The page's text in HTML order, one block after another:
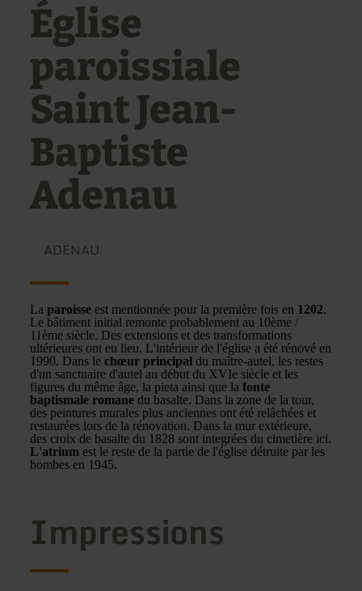
Église
paroissiale
Saint Jean-
Baptiste
Adenau
ADENAU
Laparoisse est mentionnée pour la première fois en 1202.
Le bâtiment initial remonte probablement au 10ème /
11ème siècle. Des extensions et des transformations
ultérieures ont eu lieu. L'intérieur de l'église a été rénové en
1990. Dans lechœur principaldu maître-autel, les restes
d'un sanctuaire d'autel au début du XVIe siècle et les
figures du même âge, la pieta ainsi que lafonte
baptismale romanedu basalte. Dans la zone de la tour,
des peintures murales plus anciennes ont été relâchées et
restaurées lors de la rénovation. Dans la mur extérieure,
des croix de basalte du 1828 sont integrées du cimetière ici.
L'atrium est le reste de la partie de l'église détruite par les
bombes en 1945.
Impressions